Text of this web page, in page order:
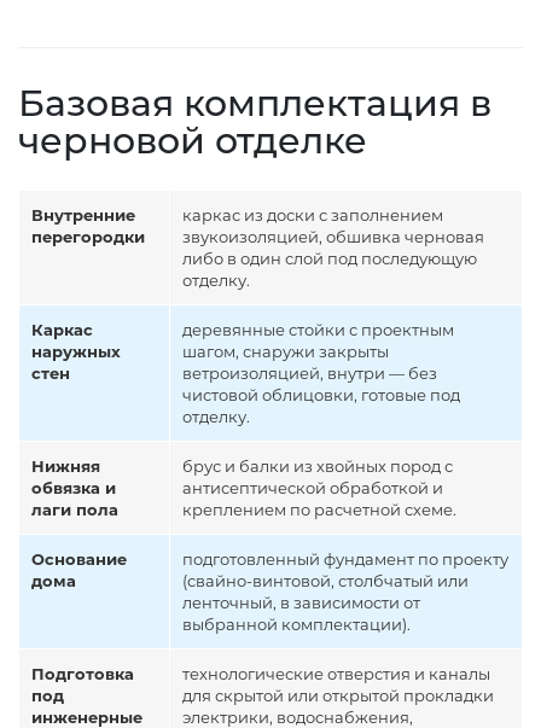
Базовая комплектация в
черновой отделке
Внутренние
перегородки
каркас из доски с заполнением
звукоизоляцией, обшивка черновая
либо в один слой под последующую
отделку.
Каркас
наружных
стен
деревянные стойки с проектным
шагом, снаружи закрыты
ветроизоляцией, внутри — без
чистовой облицовки, готовые под
отделку.
Нижняя
обвязка и
лаги пола
брус и балки из хвойных пород с
антисептической обработкой и
креплением по расчетной схеме.
Основание
дома
подготовленный фундамент по проекту
(свайно-винтовой, столбчатый или
ленточный, в зависимости от
выбранной комплектации).
Подготовка
под
инженерные
технологические отверстия и каналы
для скрытой или открытой прокладки
электрики, водоснабжения,